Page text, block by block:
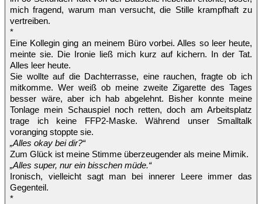
mich fragend, warum man versucht, die Stille krampfhaft zu
vertreiben.
*
Eine Kollegin ging an meinem Büro vorbei. Alles so leer heute,
meinte sie. Die Ironie ließ mich kurz auf kichern. In der Tat.
Alles leer heute.
Sie wollte auf die Dachterrasse, eine rauchen, fragte ob ich
mitkomme. Wer weiß ob meine zweite Zigarette des Tages
besser wäre, aber ich hab abgelehnt. Bisher konnte meine
Tonlage mein Schauspiel noch retten, doch am Arbeitsplatz
trage ich keine FFP2-Maske. Während unser Smalltalk
voranging stoppte sie.
„Alles okay bei dir?“
Zum Glück ist meine Stimme überzeugender als meine Mimik.
„Alles super, nur ein bisschen müde.“
Ironisch, vielleicht sagt man bei innerer Leere immer das
Gegenteil.
*